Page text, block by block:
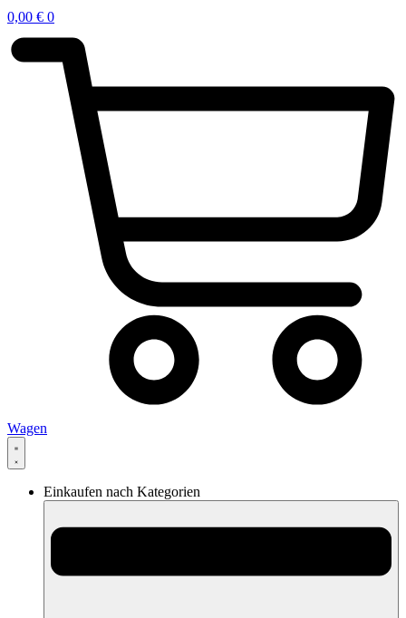
0,00 € 0
Wagen
Einkaufen nach Kategorien